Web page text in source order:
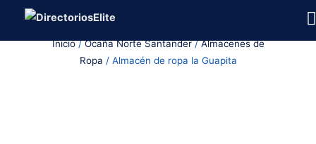
Inicio/Ocaña Norte Santander/Almacenes de
Ropa / Almacén de ropa la Guapita